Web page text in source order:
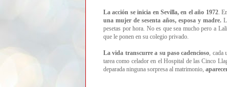
La acción se inicia en Sevilla, en el año 1972.
una mujer de sesenta años, esposa y madre.
pesetas por hora. No es que sea mucho pero a
que le ponen en su colegio privado.
La vida transcurre a su paso cadencioso ,
tarea como celador en el Hospital de las Cinco
deparada ninguna sorpresa al matrimonio,